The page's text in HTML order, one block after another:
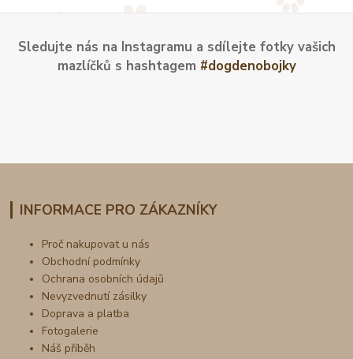
Sledujte nás na Instagramu a sdílejte fotky vašich
mazlíčků s hashtagem #dogdenobojky
INFORMACE PRO ZÁKAZNÍKY
Proč nakupovat u nás
Obchodní podmínky
Ochrana osobních údajů
Nevyzvednutí zásilky
Doprava a platba
Fotogalerie
Náš příběh